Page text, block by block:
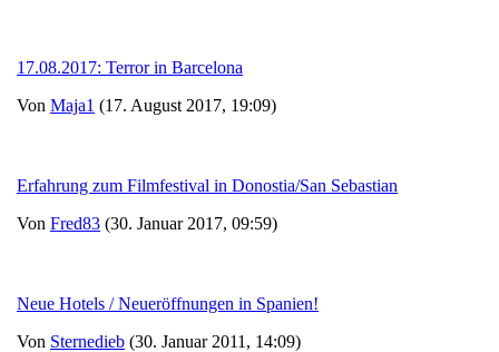
17.08.2017: Terror in Barcelona
Von Maja1 (17. August 2017, 19:09)
Erfahrung zum Filmfestival in Donostia/San Sebastian
Von Fred83 (30. Januar 2017, 09:59)
Neue Hotels / Neueröffnungen in Spanien!
Von Sternedieb (30. Januar 2011, 14:09)